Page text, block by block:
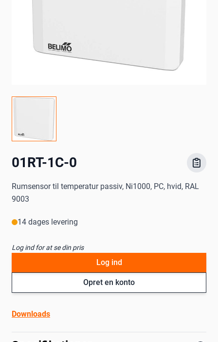
01RT-1C-0
Rumsensor til temperatur passiv, Ni1000, PC, hvid, RAL
9003
14 dages levering
Log ind for at se din pris
Opret en konto
Log ind
Downloads